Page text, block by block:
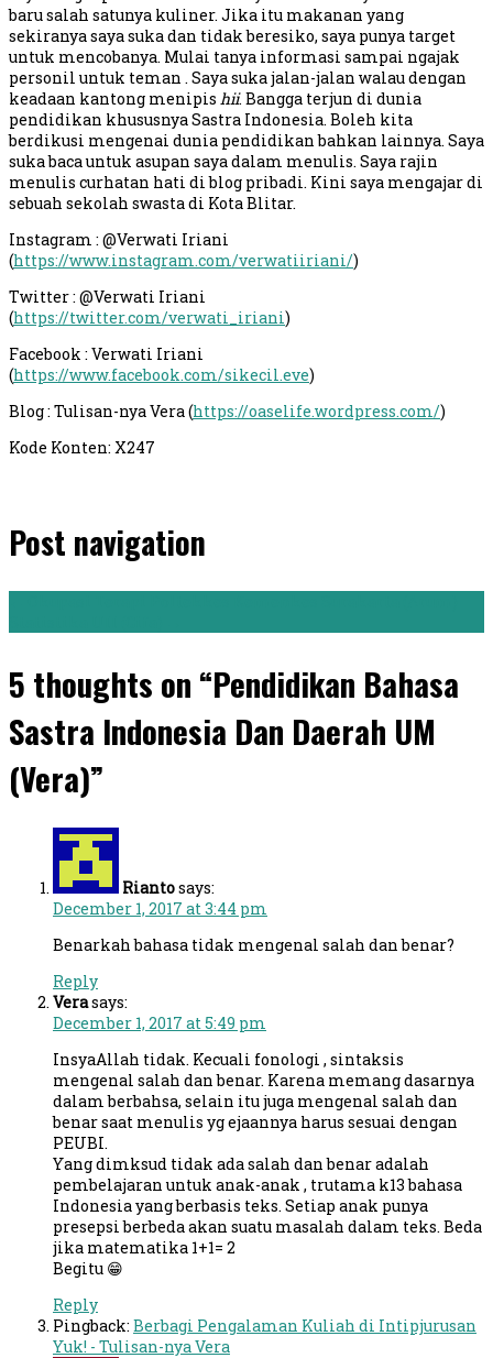
baru salah satunya kuliner. Jika itu makanan yang
sekiranya saya suka dan tidak beresiko, saya punya target
untuk mencobanya. Mulai tanya informasi sampai ngajak
personil untuk teman . Saya suka jalan-jalan walau dengan
keadaan kantong menipis hii. Bangga terjun di dunia
pendidikan khususnya Sastra Indonesia. Boleh kita
berdikusi mengenai dunia pendidikan bahkan lainnya. Saya
suka baca untuk asupan saya dalam menulis. Saya rajin
menulis curhatan hati di blog pribadi. Kini saya mengajar di
sebuah sekolah swasta di Kota Blitar.
Instagram : @Verwati Iriani
(https://www.instagram.com/verwatiiriani/)
Twitter : @Verwati Iriani
(https://twitter.com/verwati_iriani)
Facebook : Verwati Iriani
(https://www.facebook.com/sikecil.eve)
Blog : Tulisan-nya Vera (https://oaselife.wordpress.com/)
Kode Konten: X247
Post navigation
5 thoughts on “Pendidikan Bahasa
Sastra Indonesia Dan Daerah UM
(Vera)”
Riantosays:
December 1, 2017 at 3:44 pm
Benarkah bahasa tidak mengenal salah dan benar?
Reply
Verasays:
December 1, 2017 at 5:49 pm
InsyaAllah tidak. Kecuali fonologi , sintaksis
mengenal salah dan benar. Karena memang dasarnya
dalam berbahsa, selain itu juga mengenal salah dan
benar saat menulis yg ejaannya harus sesuai dengan
PEUBI.
Yang dimksud tidak ada salah dan benar adalah
pembelajaran untuk anak-anak , trutama k13 bahasa
Indonesia yang berbasis teks. Setiap anak punya
presepsi berbeda akan suatu masalah dalam teks. Beda
jika matematika 1+1= 2
Begitu 😁
Reply
Pingback: Berbagi Pengalaman Kuliah di Intipjurusan
Yuk! - Tulisan-nya Vera